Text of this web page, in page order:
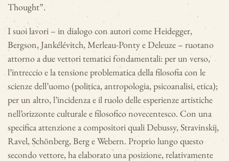
Thought”.
I suoi lavori – in dialogo con autori come Heidegger,
Bergson, Jankélévitch, Merleau-Ponty e Deleuze – ruotano
attorno a due vettori tematici fondamentali: per un verso,
l’intreccio e la tensione problematica della filosofia con le
scienze dell’uomo (politica, antropologia, psicoanalisi, etica);
per un altro, l’incidenza e il ruolo delle esperienze artistiche
nell’orizzonte culturale e filosofico novecentesco. Con una
specifica attenzione a compositori quali Debussy, Stravinskij,
Ravel, Schönberg, Berg e Webern. Proprio lungo questo
secondo vettore, ha elaborato una posizione, relativamente